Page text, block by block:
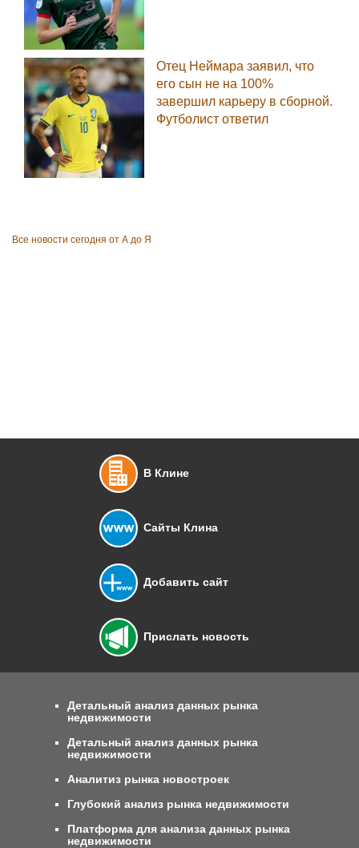
Отец Неймара заявил, что
его сын не на 100%
завершил карьеру в сборной.
Футболист ответил
Все новости сегодня от А до Я
В Клине
Сайты Клина
Добавить сайт
Прислать новость
Детальный анализ данных рынка
недвижимости
Детальный анализ данных рынка
недвижимости
Аналитиз рынка новостроек
Глубокий анализ рынка недвижимости
Платформа для анализа данных рынка
недвижимости